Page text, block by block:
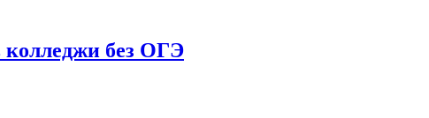
колледжи без ОГЭ